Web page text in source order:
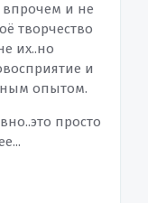
и не
творчество
их..но
и
опытом.
просто